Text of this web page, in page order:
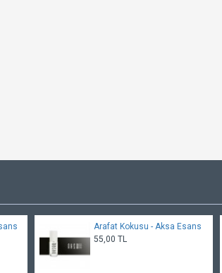
Arafat Kokusu - Aksa Esans
55,00 TL